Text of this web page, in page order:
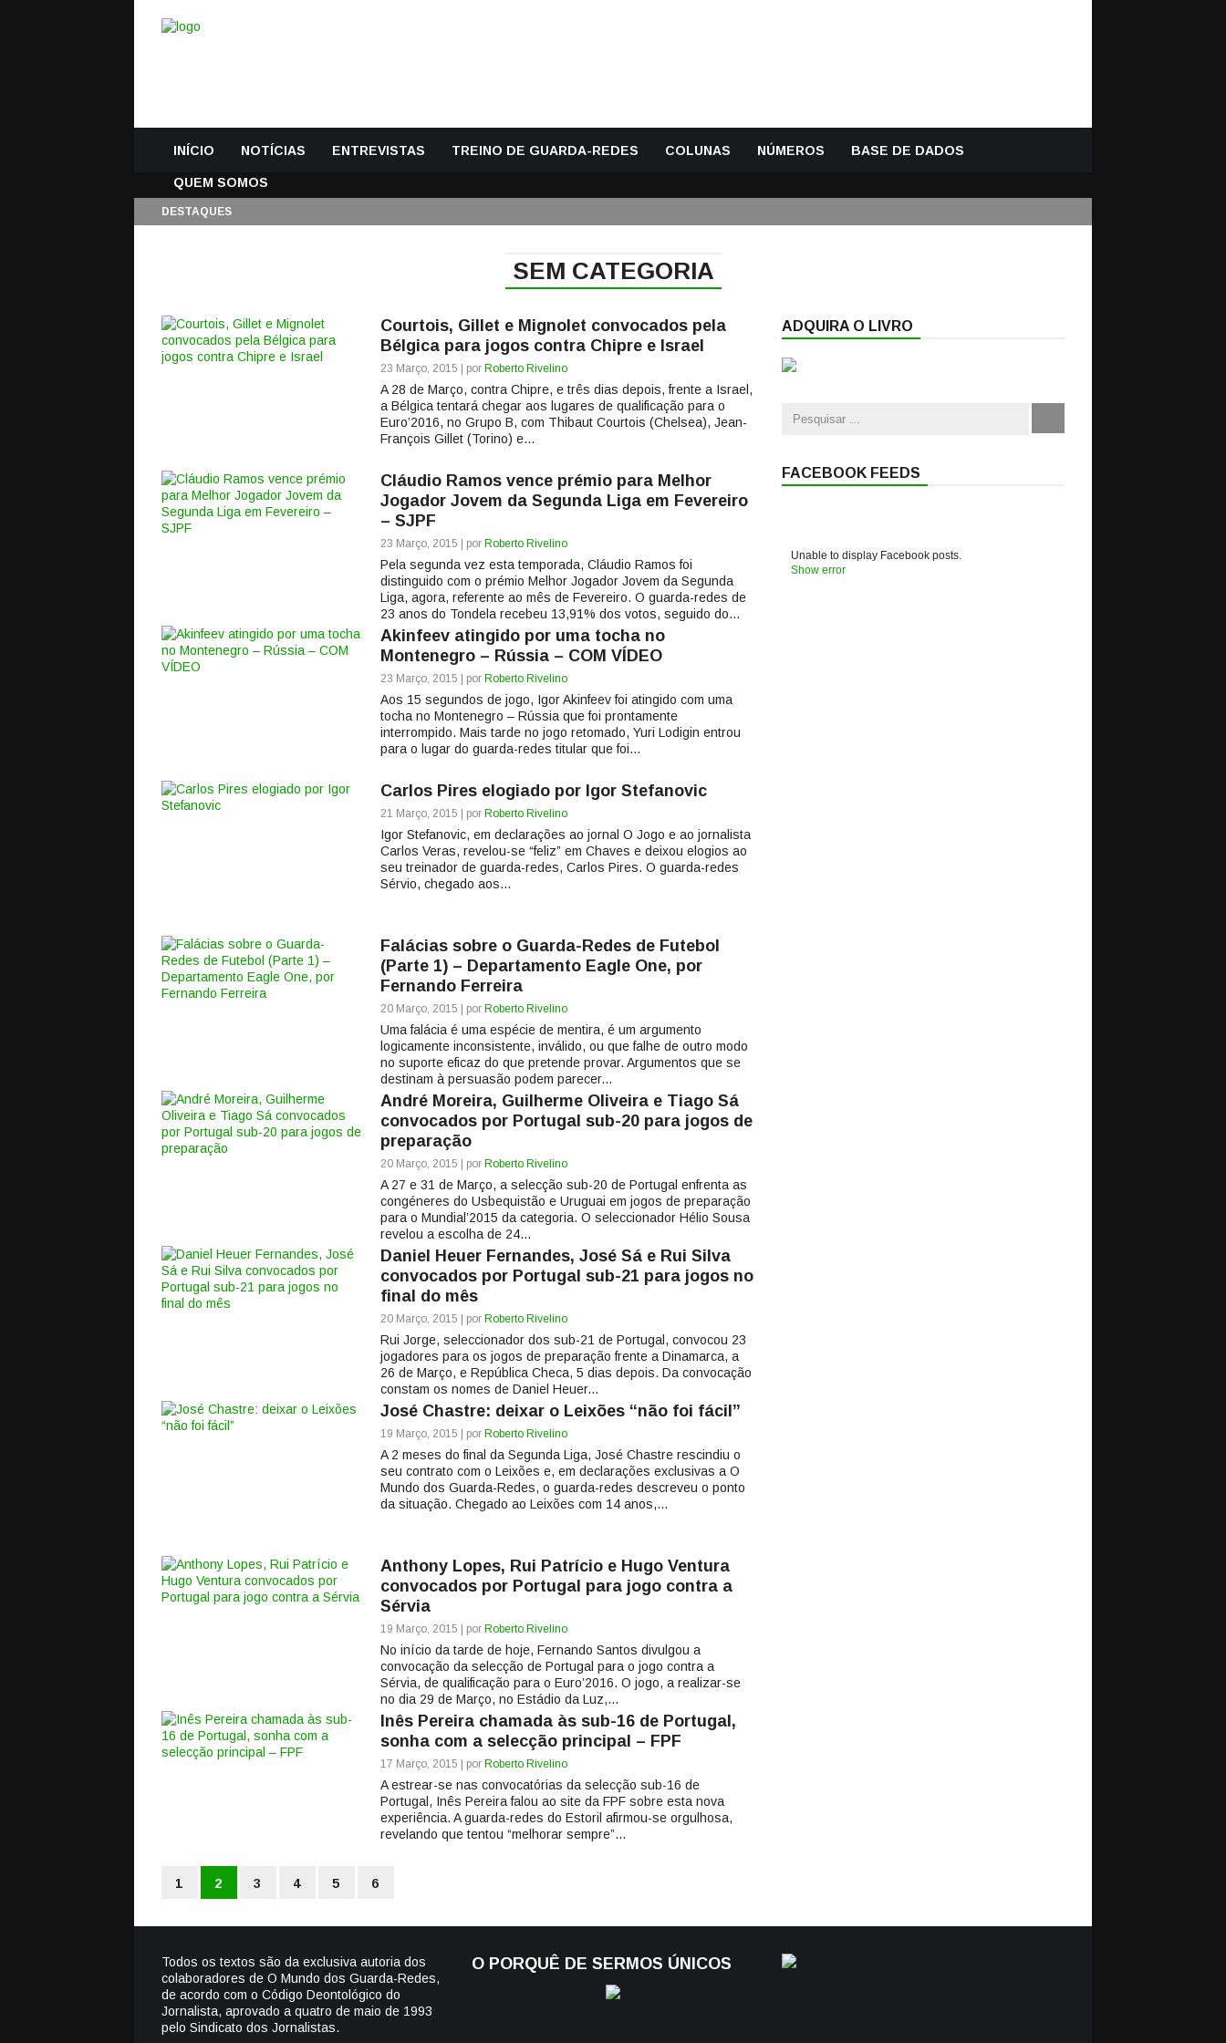
INÍCIO NOTÍCIAS ENTREVISTAS TREINO DE GUARDA-REDES COLUNAS NÚMEROS BASE DE DADOS
QUEM SOMOS
DESTAQUES
SEM CATEGORIA
Courtois, Gillet e Mignolet convocados pela
Bélgica para jogos contra Chipre e Israel
23 Março, 2015 | por Roberto Rivelino
A 28 de Março, contra Chipre, e três dias depois, frente a Israel,
a Bélgica tentará chegar aos lugares de qualificação para o
Euro’2016, no Grupo B, com Thibaut Courtois (Chelsea), Jean-
François Gillet (Torino) e...
Cláudio Ramos vence prémio para Melhor
Jogador Jovem da Segunda Liga em Fevereiro
– SJPF
23 Março, 2015 | por Roberto Rivelino
Pela segunda vez esta temporada, Cláudio Ramos foi
distinguido com o prémio Melhor Jogador Jovem da Segunda
Liga, agora, referente ao mês de Fevereiro. O guarda-redes de
23 anos do Tondela recebeu 13,91% dos votos, seguido do...
Akinfeev atingido por uma tocha no
Montenegro – Rússia – COM VÍDEO
23 Março, 2015 | por Roberto Rivelino
Aos 15 segundos de jogo, Igor Akinfeev foi atingido com uma
tocha no Montenegro – Rússia que foi prontamente
interrompido. Mais tarde no jogo retomado, Yuri Lodigin entrou
para o lugar do guarda-redes titular que foi...
Carlos Pires elogiado por Igor Stefanovic
21 Março, 2015 | por Roberto Rivelino
Igor Stefanovic, em declarações ao jornal O Jogo e ao jornalista
Carlos Veras, revelou-se “feliz” em Chaves e deixou elogios ao
seu treinador de guarda-redes, Carlos Pires. O guarda-redes
Sérvio, chegado aos...
Falácias sobre o Guarda-Redes de Futebol
(Parte 1) – Departamento Eagle One, por
Fernando Ferreira
20 Março, 2015 | por Roberto Rivelino
Uma falácia é uma espécie de mentira, é um argumento
logicamente inconsistente, inválido, ou que falhe de outro modo
no suporte eficaz do que pretende provar. Argumentos que se
destinam à persuasão podem parecer...
André Moreira, Guilherme Oliveira e Tiago Sá
convocados por Portugal sub-20 para jogos de
preparação
20 Março, 2015 | por Roberto Rivelino
A 27 e 31 de Março, a selecção sub-20 de Portugal enfrenta as
congéneres do Usbequistão e Uruguai em jogos de preparação
para o Mundial’2015 da categoria. O seleccionador Hélio Sousa
revelou a escolha de 24...
Daniel Heuer Fernandes, José Sá e Rui Silva
convocados por Portugal sub-21 para jogos no
final do mês
20 Março, 2015 | por Roberto Rivelino
Rui Jorge, seleccionador dos sub-21 de Portugal, convocou 23
jogadores para os jogos de preparação frente a Dinamarca, a
26 de Março, e República Checa, 5 dias depois. Da convocação
constam os nomes de Daniel Heuer...
José Chastre: deixar o Leixões “não foi fácil”
19 Março, 2015 | por Roberto Rivelino
A 2 meses do final da Segunda Liga, José Chastre rescindiu o
seu contrato com o Leixões e, em declarações exclusivas a O
Mundo dos Guarda-Redes, o guarda-redes descreveu o ponto
da situação. Chegado ao Leixões com 14 anos,...
Anthony Lopes, Rui Patrício e Hugo Ventura
convocados por Portugal para jogo contra a
Sérvia
19 Março, 2015 | por Roberto Rivelino
No início da tarde de hoje, Fernando Santos divulgou a
convocação da selecção de Portugal para o jogo contra a
Sérvia, de qualificação para o Euro’2016. O jogo, a realizar-se
no dia 29 de Março, no Estádio da Luz,...
Inês Pereira chamada às sub-16 de Portugal,
sonha com a selecção principal – FPF
17 Março, 2015 | por Roberto Rivelino
A estrear-se nas convocatórias da selecção sub-16 de
Portugal, Inês Pereira falou ao site da FPF sobre esta nova
experiência. A guarda-redes do Estoril afirmou-se orgulhosa,
revelando que tentou “melhorar sempre”...
1 2 3 4 5 6
ADQUIRA O LIVRO
FACEBOOK FEEDS
Unable to display Facebook posts.
Show error
Todos os textos são da exclusiva autoria dos
colaboradores de O Mundo dos Guarda-Redes,
de acordo com o Código Deontológico do
Jornalista, aprovado a quatro de maio de 1993
pelo Sindicato dos Jornalistas.
O PORQUÊ DE SERMOS ÚNICOS